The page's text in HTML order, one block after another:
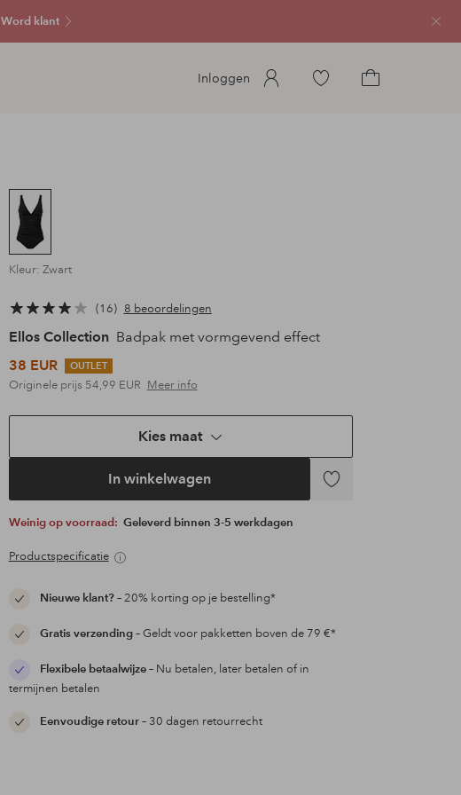
Word klant
Inloggen
Ga
Kleur: Zwart
16 8 beoordelingen
Ellos Collection Badpak met vormgevend effect
38 EUR
OUTLET
Originele prijs 54,99 EUR Meer info
Kies maat
In winkelwagen
Toevoegen
Weinig op voorraad: Geleverd binnen 3-5 werkdagen
Productspecificatie
Nieuwe klant?– 20% korting op je bestelling*
Gratis verzending– Geldt voor pakketten boven de 79 €*
Flexibele betaalwijze– Nu betalen, later betalen of in
termijnen betalen
Eenvoudige retour– 30 dagen retourrecht